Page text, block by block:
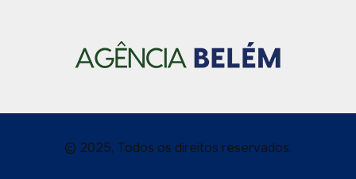
© 2025, Todos os direitos reservados.